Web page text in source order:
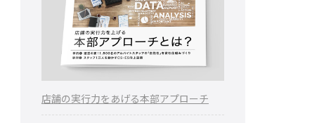
店舗の実行力をあげる本部アプローチ